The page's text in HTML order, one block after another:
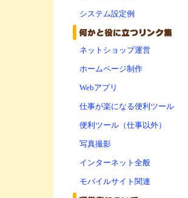
システム設定例
ネットショップ運営
ホームページ制作
Webアプリ
仕事が楽になる便利ツール
便利ツール（仕事以外）
写真撮影
インターネット全般
モバイルサイト関連